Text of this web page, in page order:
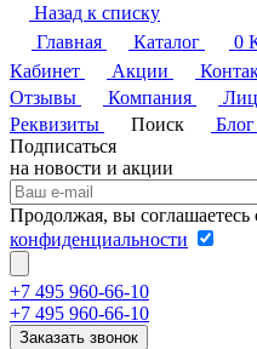
Назад к списку
Главная
Каталог 0
Кабинет
Акции
Отзывы
Компания
Реквизиты
Поиск Блог
Подписаться
на новости и акции
Продолжая, вы соглашаетесь
конфиденциальности
+7 495 960-66-10
+7 495 960-66-10
Заказать звонок